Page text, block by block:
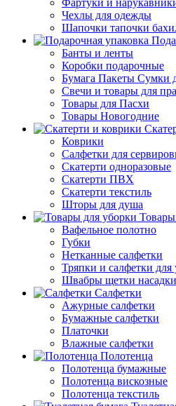
Чехлы для одежды
Шапочки тапочки
Банты и ленты
Коробки подарочные
Бумага Пакеты Сумки
Свечи и товары для
Товары для Пасхи
Товары Новогодние
Коврики
Салфетки для
Скатерти одноразовые
Скатерти ПВХ
Скатерти текстиль
Шторы для душа
Вафельное полотно
Губки
Нетканные салфетки
Тряпки и салфетки для
Швабры щетки насадки
Салфетки
Ажурные салфетки
Бумажные салфетки
Платочки
Влажные салфетки
Полотенца
Полотенца бумажные
Полотенца вискозные
Полотенца текстиль